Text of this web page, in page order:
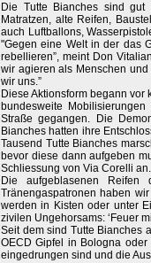
Die Tutte Bianches sind gut
Matratzen, alte Reifen,
auch Luftballons,
"Gegen eine Welt in der das
rebellieren”, meint Don
wir agieren als Menschen
wir uns.”
Diese Aktionsform begann
bundesweite
Straße gegangen. Die
Bianches hatten ihre
Tausend Tutte Bianches
bevor diese dann aufgeben
Schliessung von Via Corelli an.
Die aufgeblasenen
Tränengaspatronen haben
werden in Kisten oder unter
zivilen Ungehorsams: ‘Feuer
Seit dem sind Tutte Bianches
OECD Gipfel in Bologna
eingedrungen sind und die